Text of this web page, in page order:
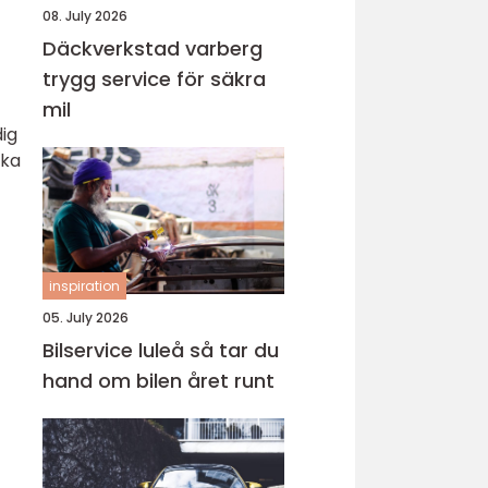
08. July 2026
Däckverkstad varberg
trygg service för säkra
mil
inspiration
05. July 2026
Bilservice luleå så tar du
hand om bilen året runt